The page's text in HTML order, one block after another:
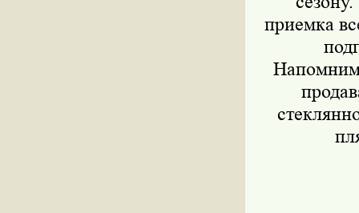
приемка